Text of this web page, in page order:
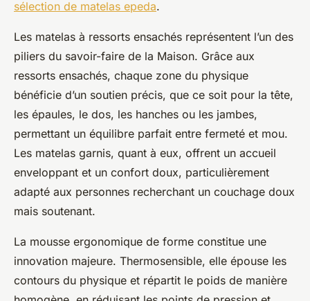
sélection de matelas epeda.
Les matelas à ressorts ensachés représentent l’un des
piliers du savoir-faire de la Maison. Grâce aux
ressorts ensachés, chaque zone du physique
bénéficie d’un soutien précis, que ce soit pour la tête,
les épaules, le dos, les hanches ou les jambes,
permettant un équilibre parfait entre fermeté et mou.
Les matelas garnis, quant à eux, offrent un accueil
enveloppant et un confort doux, particulièrement
adapté aux personnes recherchant un couchage doux
mais soutenant.
La mousse ergonomique de forme constitue une
innovation majeure. Thermosensible, elle épouse les
contours du physique et répartit le poids de manière